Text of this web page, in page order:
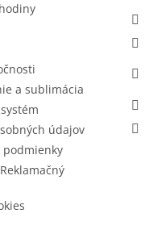
a sublimácia
údajov